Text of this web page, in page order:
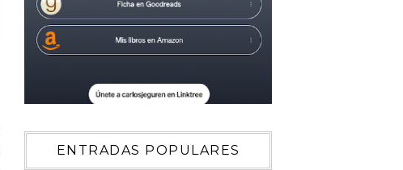
ENTRADAS POPULARES